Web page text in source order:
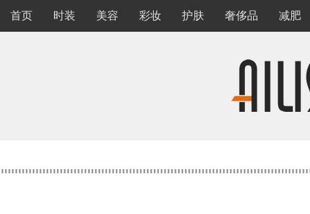
首页 时装 美容 彩妆 护肤 奢侈品 减肥